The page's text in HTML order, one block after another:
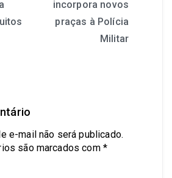
incorpora novos
praças à Polícia
Militar
e-mail não será publicado.
são marcados com *